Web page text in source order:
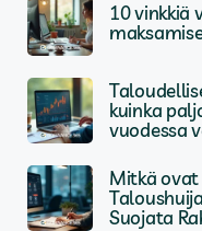
10 vinkkiä
kuinka
vuodessa
Mitkä
Suojata